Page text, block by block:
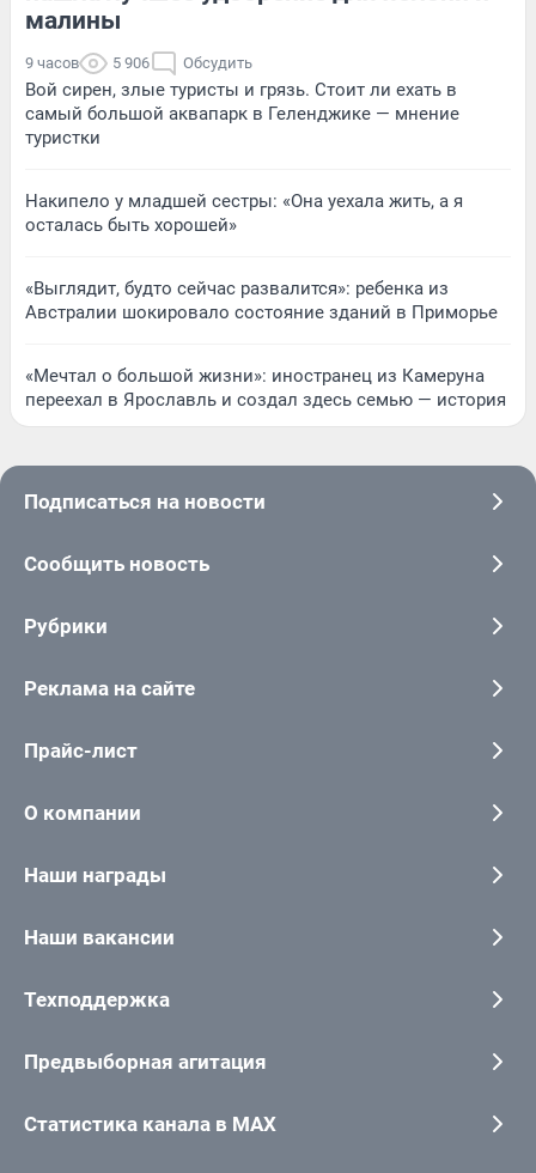
малины
9 часов 5 906 Обсудить
Вой сирен, злые туристы и грязь. Стоит ли ехать в
самый большой аквапарк в Геленджике — мнение
туристки
Накипело у младшей сестры: «Она уехала жить, а я
осталась быть хорошей»
«Выглядит, будто сейчас развалится»: ребенка из
Австралии шокировало состояние зданий в Приморье
«Мечтал о большой жизни»: иностранец из Камеруна
переехал в Ярославль и создал здесь семью — история
Подписаться на новости
Сообщить новость
Рубрики
Реклама на сайте
Прайс-лист
О компании
Наши награды
Наши вакансии
Техподдержка
Предвыборная агитация
Статистика канала в MAX